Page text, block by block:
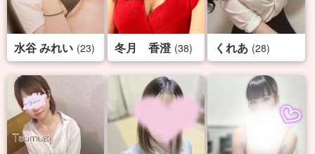
水谷 みれい (23) 冬月 香澄 (38) くれあ (28)